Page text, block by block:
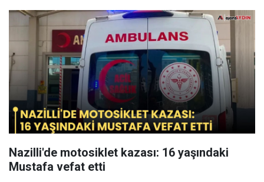
Nazilli'de motosiklet kazası: 16 yaşındaki
Mustafa vefat etti